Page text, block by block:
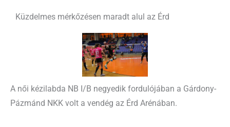
Küzdelmes mérkőzésen maradt alul az Érd
A női kézilabda NB I/B negyedik fordulójában a Gárdony-
Pázmánd NKK volt a vendég az Érd Arénában.